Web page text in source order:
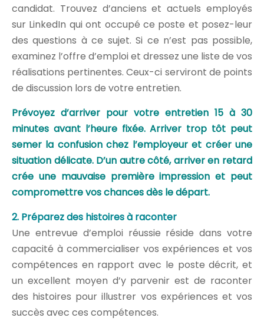
candidat. Trouvez d’anciens et actuels employés
sur LinkedIn qui ont occupé ce poste et posez-leur
des questions à ce sujet. Si ce n’est pas possible,
examinez l’offre d’emploi et dressez une liste de vos
réalisations pertinentes. Ceux-ci serviront de points
de discussion lors de votre entretien.
Prévoyez d’arriver pour votre entretien 15 à 30
minutes avant l’heure fixée. Arriver trop tôt peut
semer la confusion chez l’employeur et créer une
situation délicate. D’un autre côté, arriver en retard
crée une mauvaise première impression et peut
compromettre vos chances dès le départ.
2. Préparez des histoires à raconter
Une entrevue d’emploi réussie réside dans votre
capacité à commercialiser vos expériences et vos
compétences en rapport avec le poste décrit, et
un excellent moyen d’y parvenir est de raconter
des histoires pour illustrer vos expériences et vos
succès avec ces compétences.